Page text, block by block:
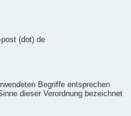
(dot) de
Begriffe entsprechen
dieser Verordnung bezeichnet